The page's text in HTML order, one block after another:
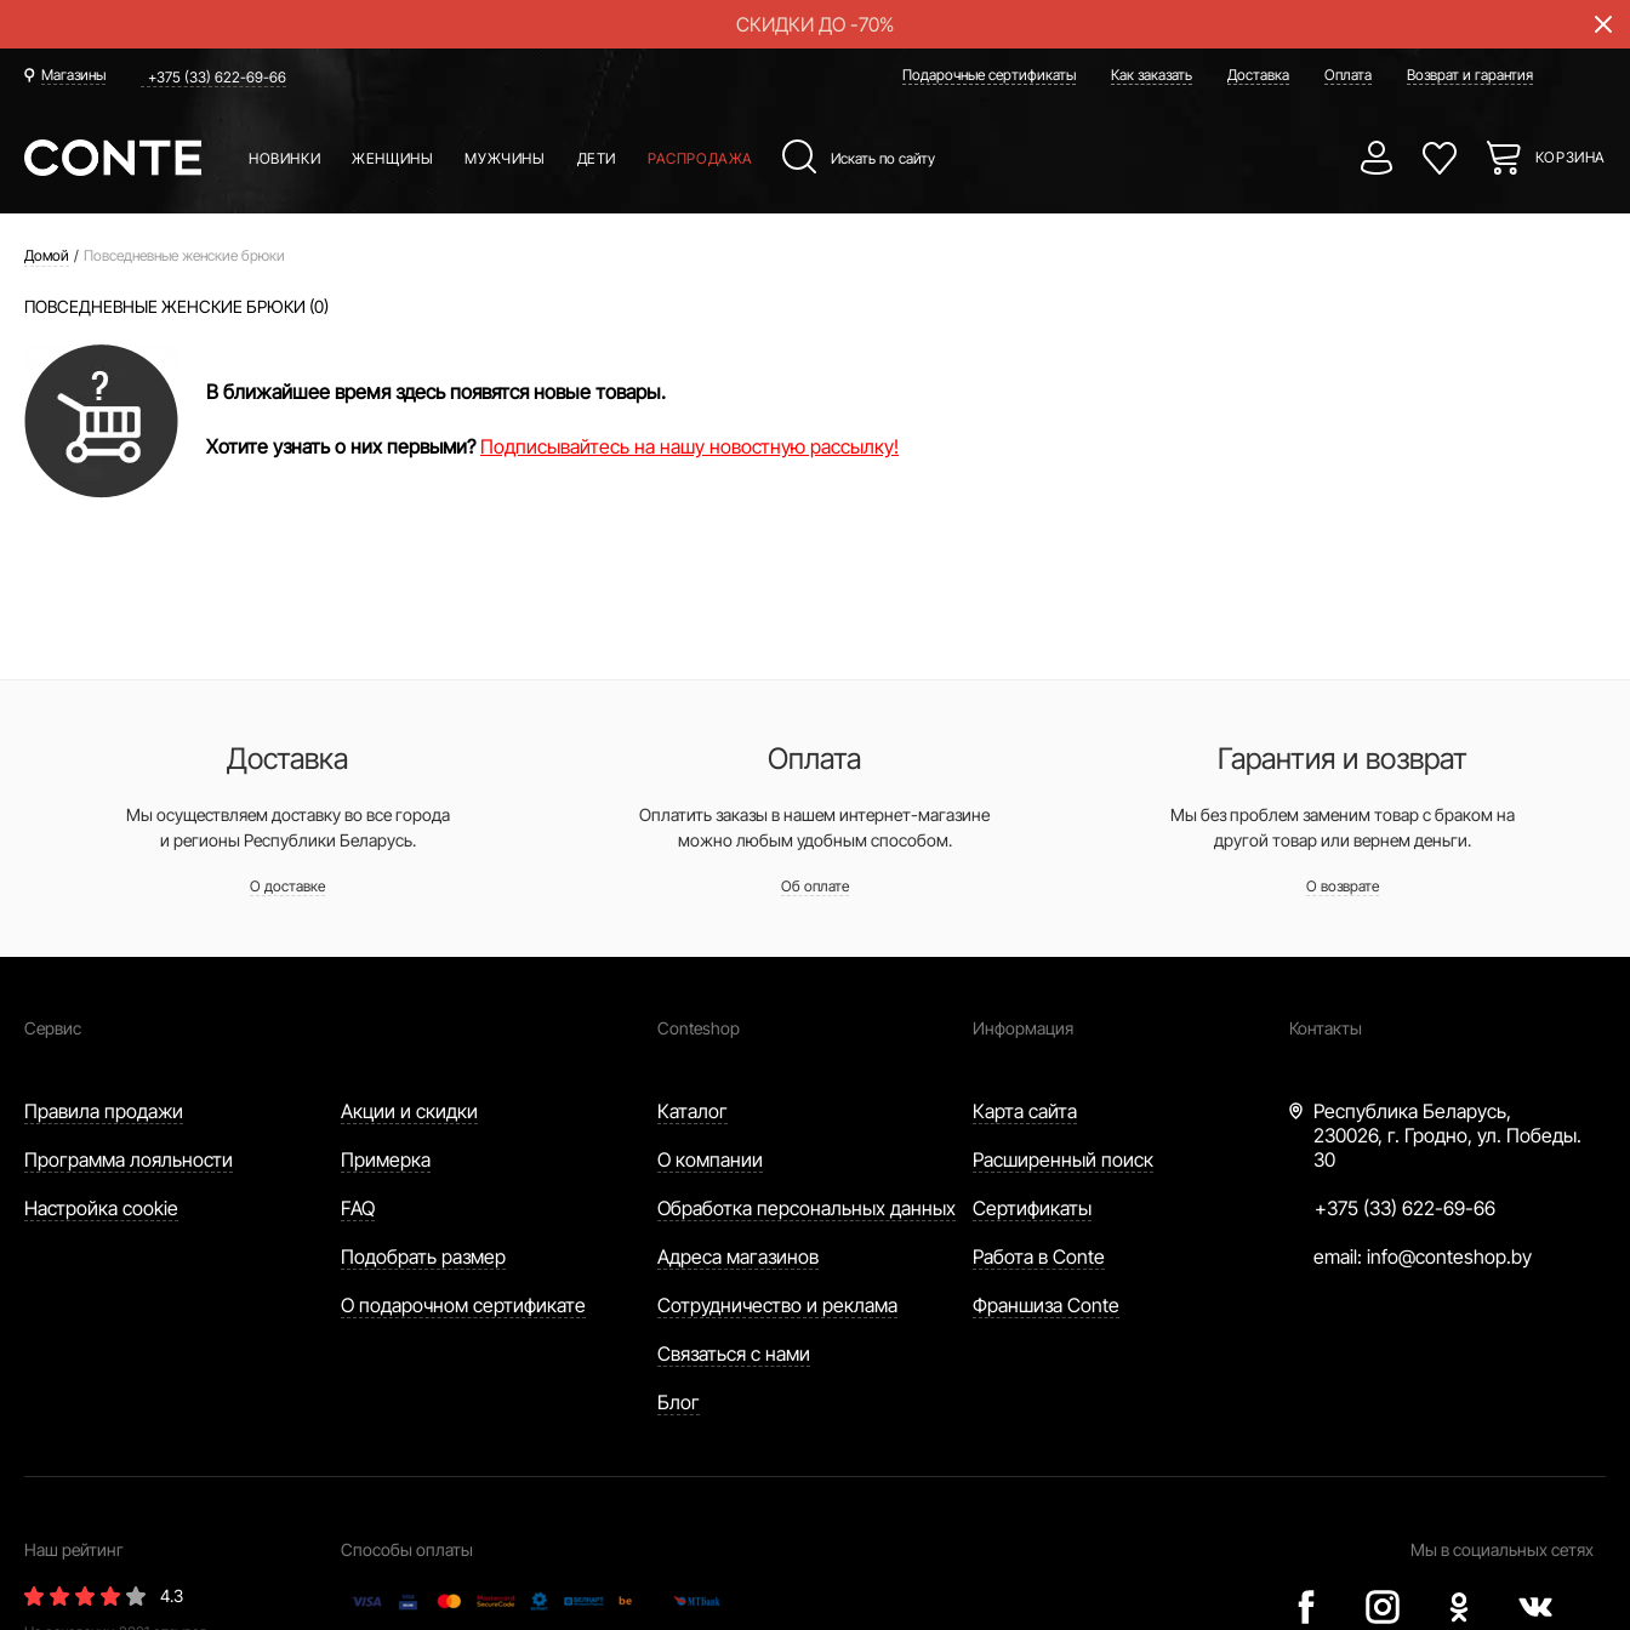
СКИДКИ ДО -70%
Магазины +375 (33) 622-69-66 Подарочные сертификаты Как заказать Доставка Оплата Возврат и гарантия
НОВИНКИ ЖЕНЩИНЫ МУЖЧИНЫ ДЕТИ РАСПРОДАЖА КОРЗИНА
Домой Повседневные женские брюки
ПОВСЕДНЕВНЫЕ ЖЕНСКИЕ БРЮКИ (0)
В ближайшее время здесь появятся новые товары.
Хотите узнать о них первыми? Подписывайтесь на нашу новостную рассылку!
Доставка
Мы осуществляем доставку во все города
и регионы Республики Беларусь.
О доставке
Оплата
Оплатить заказы в нашем интернет-магазине
можно любым удобным способом.
Об оплате
Гарантия и возврат
Мы без проблем заменим товар с браком на
другой товар или вернем деньги.
О возврате
Сервис
Правила продажи
Программа лояльности
Настройка cookie
Акции и скидки
Примерка
FAQ
Подобрать размер
О подарочном сертификате
Conteshop
Каталог
О компании
Обработка персональных данных
Адреса магазинов
Сотрудничество и реклама
Связаться с нами
Блог
Информация
Карта сайта
Расширенный поиск
Сертификаты
Работа в Conte
Франшиза Conte
Контакты
Республика Беларусь,
230026, г. Гродно, ул. Победы.
30
+375 (33) 622-69-66
email:info@conteshop.by
Наш рейтинг
4.3
Способы оплаты Мы в социальных сетях